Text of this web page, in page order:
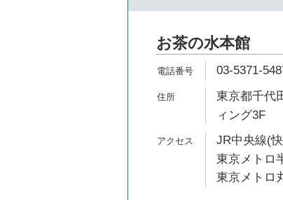
お茶の水本館
03-5371-
東京都千代
ィング3F
JR中央線(
東京メトロ
東京メトロ